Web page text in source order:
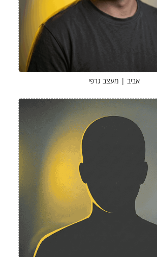
אביב | מעצב גרפי